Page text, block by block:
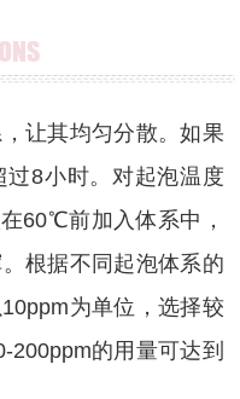
让其均匀分散。如果
8小时。对起泡温度
60℃前加入体系中，
根据不同起泡体系的
为单位，选择较
200ppm的用量可达到